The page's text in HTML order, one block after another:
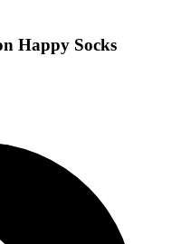
Happy Socks